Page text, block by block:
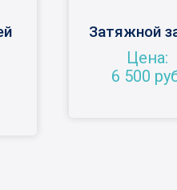
Затяжной
Цена:
6 500